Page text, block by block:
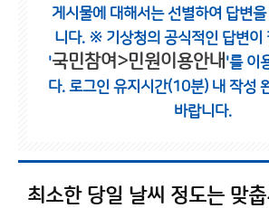
게시물에 대해서는 선별하여 답변
니다. ※ 기상청의 공식적인 답변이
'국민참여>민원이용안내 '를 이
다. 로그인 유지시간(10분) 내 작성
바랍니다.
최소한 당일 날씨 정도는 맞